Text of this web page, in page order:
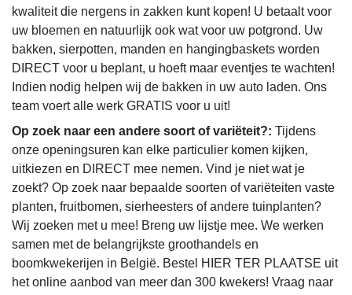
kwaliteit die nergens in zakken kunt kopen! U betaalt voor
uw bloemen en natuurlijk ook wat voor uw potgrond. Uw
bakken, sierpotten, manden en hangingbaskets worden
DIRECT voor u beplant, u hoeft maar eventjes te wachten!
Indien nodig helpen wij de bakken in uw auto laden. Ons
team voert alle werk GRATIS voor u uit!
Op zoek naar een andere soort of variëteit?: Tijdens
onze openingsuren kan elke particulier komen kijken,
uitkiezen en DIRECT mee nemen. Vind je niet wat je
zoekt? Op zoek naar bepaalde soorten of variëteiten vaste
planten, fruitbomen, sierheesters of andere tuinplanten?
Wij zoeken met u mee! Breng uw lijstje mee. We werken
samen met de belangrijkste groothandels en
boomkwekerijen in België. Bestel HIER TER PLAATSE uit
het online aanbod van meer dan 300 kwekers! Vraag naar